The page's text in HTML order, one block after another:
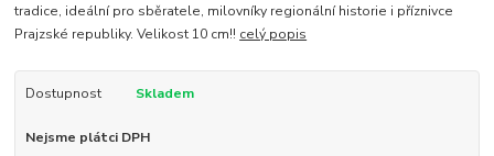
tradice, ideální pro sběratele, milovníky regionální historie i příznivce
Prajzské republiky. Velikost 10 cm!! celý popis
Dostupnost Skladem
Nejsme plátci DPH